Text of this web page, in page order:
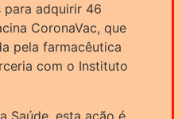
adquirir 46
CoronaVac, que
pela farmacêutica
com o Instituto
Saúde, esta ação é